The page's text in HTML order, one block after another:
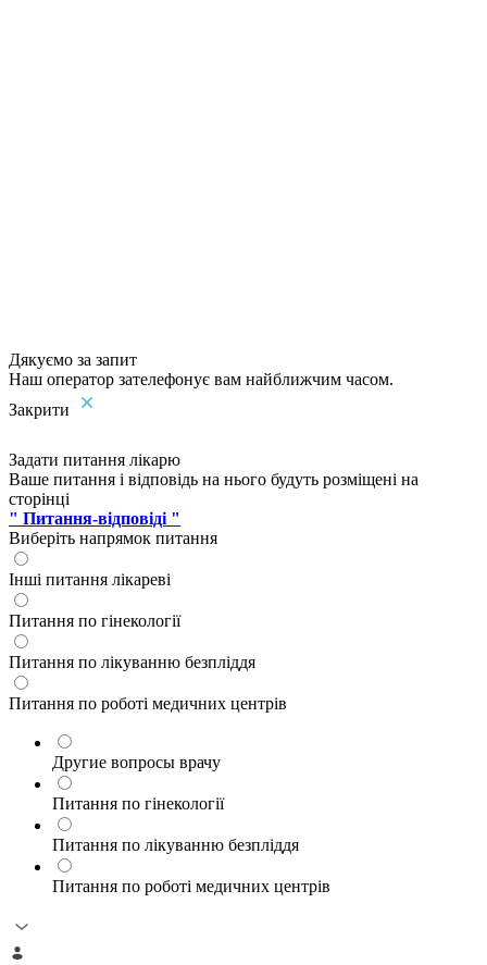
Дякуємо за запит
Наш оператор зателефонує вам найближчим часом.
Закрити
Задати питання лікарю
Ваше питання і відповідь на нього будуть розміщені на
сторінці
" Питання-відповіді "
Виберіть напрямок питання
Інші питання лікареві
Питання по гінекології
Питання по лікуванню безпліддя
Питання по роботі медичних центрів
Другие вопросы врачу
Питання по гінекології
Питання по лікуванню безпліддя
Питання по роботі медичних центрів